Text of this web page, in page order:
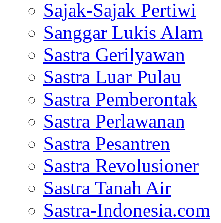
Sajak-Sajak Pertiwi
Sanggar Lukis Alam
Sastra Gerilyawan
Sastra Luar Pulau
Sastra Pemberontak
Sastra Perlawanan
Sastra Pesantren
Sastra Revolusioner
Sastra Tanah Air
Sastra-Indonesia.com